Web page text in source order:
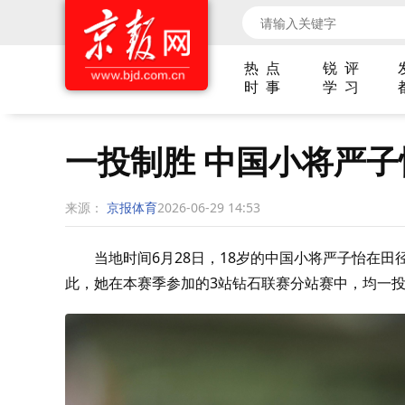
热 点 锐 评
时 事
学 习
一投制胜 中国小将严
来源： 京报体育2026-06-29 14:53
当地时间6月28日，18岁的中国小将严子怡在
此，她在本赛季参加的3站钻石联赛分站赛中，均一